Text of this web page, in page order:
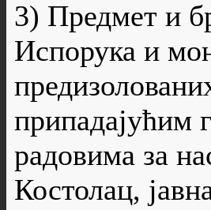
3) Предмет и
Испорука и
припадајућим
радовима за
Костолац,